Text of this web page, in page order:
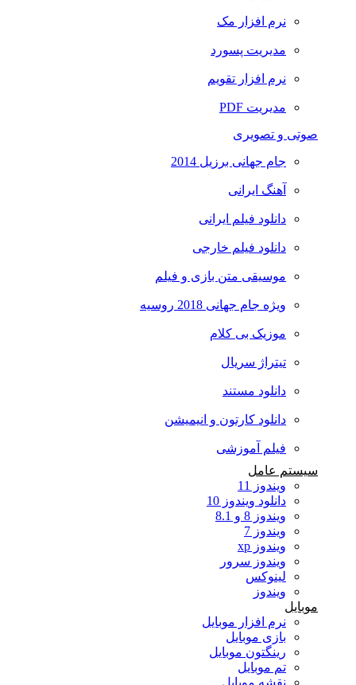
نرم افزار مک
مدیریت پسورد
نرم افزار تقویم
مدیریت PDF
صوتی و تصویری
جام جهانی برزیل 2014
آهنگ ایرانی
دانلود فیلم ایرانی
دانلود فیلم خارجی
موسیقی متن بازی و فیلم
ویژه جام جهانی 2018 روسیه
موزیک بی کلام
تیتراژ سریال
دانلود مستند
دانلود کارتون و انیمیشن
فیلم آموزشی
سیستم عامل
ویندوز 11
دانلود ویندوز 10
ویندوز 8 و 8.1
ویندوز 7
ویندوز xp
ویندوز سرور
لینوکس
ویندوز
موبایل
نرم افزار موبایل
بازی موبایل
رینگتون موبایل
تم موبایل
نقشه موبایل